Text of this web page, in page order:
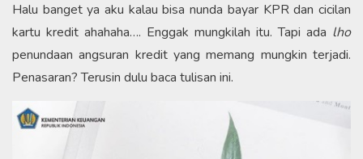
Halu banget ya aku kalau bisa nunda bayar KPR dan cicilan
kartu kredit ahahaha…. Enggak mungkilah itu. Tapi ada lho
penundaan angsuran kredit yang memang mungkin terjadi.
Penasaran? Terusin dulu baca tulisan ini.